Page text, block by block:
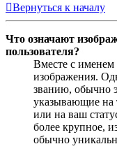
Вернуться к началу
Что означают
пользователя?
Вместе с именем
изображения.
званию, обычно
указывающие на
или на ваш
более крупное,
обычно